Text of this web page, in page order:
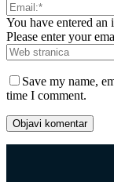
You have entered an
Please enter your
Save my name,
time I comment.